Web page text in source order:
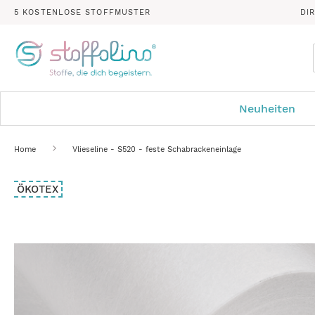
5 KOSTENLOSE STOFFMUSTER
Neuheiten
Home Vlieseline - S520 - feste Schabrackeneinlage
Zum
Ende
ÖKOTEX